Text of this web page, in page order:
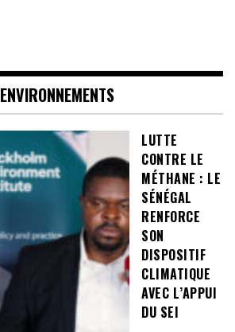
ENVIRONNEMENTS
LUTTE
CONTRE LE
MÉTHANE : LE
SÉNÉGAL
RENFORCE
SON
DISPOSITIF
CLIMATIQUE
AVEC L’APPUI
DU SEI